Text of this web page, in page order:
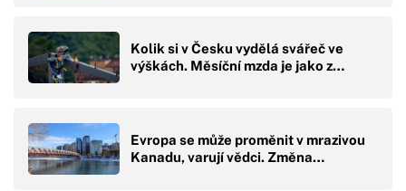
Kolik si v Česku vydělá svářeč ve
výškách. Měsíční mzda je jako z…
Evropa se může proměnit v mrazivou
Kanadu, varují vědci. Změna…